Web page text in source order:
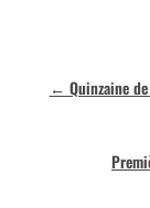
← Quinzaine